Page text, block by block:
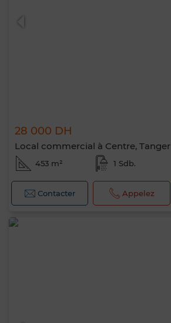
28 000 DH
Local commercial à Centre, Tanger
453 m² 1 Sdb.
Contacter Appelez